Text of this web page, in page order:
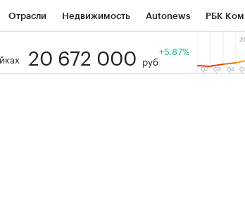
Отрасли Недвижимость Autonews РБК
Тренды
20 672 000 руб
+5.87%